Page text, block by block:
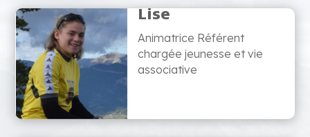
Lise
Animatrice Référent
chargée jeunesse et vie
associative